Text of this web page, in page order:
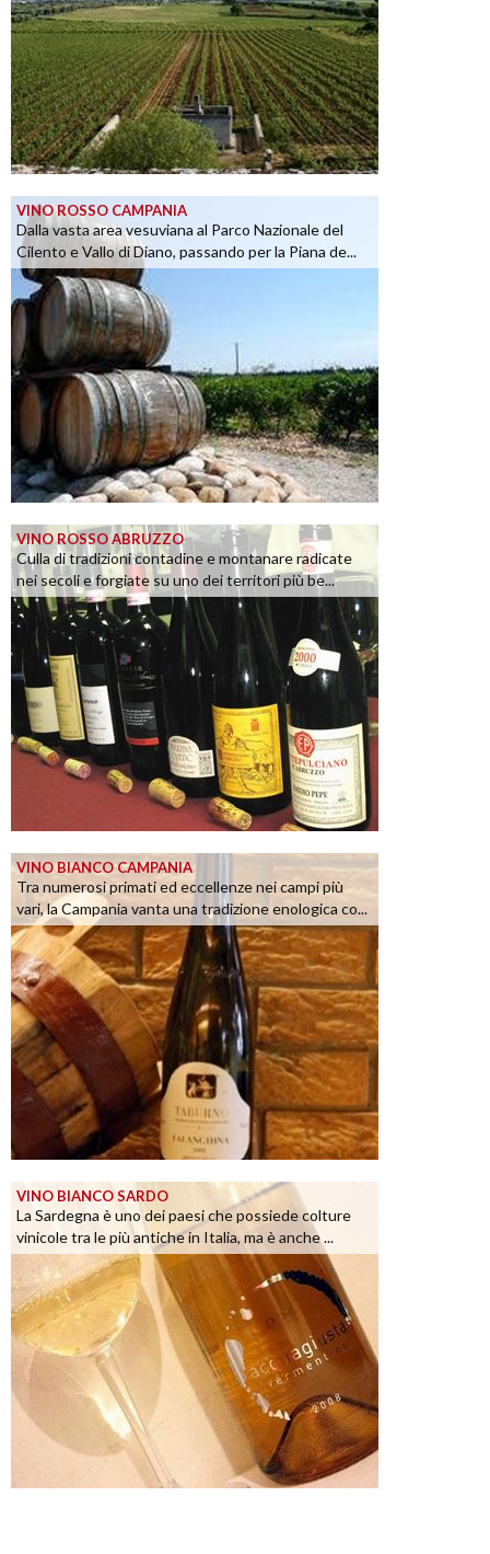
VINO ROSSO CAMPANIA
Dalla vasta area vesuviana al Parco Nazionale del
Cilento e Vallo di Diano, passando per la Piana de...
VINO ROSSO ABRUZZO
Culla di tradizioni contadine e montanare radicate
nei secoli e forgiate su uno dei territori più be...
VINO BIANCO CAMPANIA
Tra numerosi primati ed eccellenze nei campi più
vari, la Campania vanta una tradizione enologica co...
VINO BIANCO SARDO
La Sardegna è uno dei paesi che possiede colture
vinicole tra le più antiche in Italia, ma è anche ...